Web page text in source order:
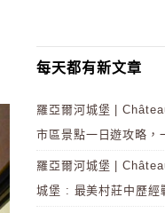
每天都有新文章
羅亞爾河城堡 |
市區景點一日遊攻略，
羅亞爾河城堡 |
城堡 : 最美村莊中歷經